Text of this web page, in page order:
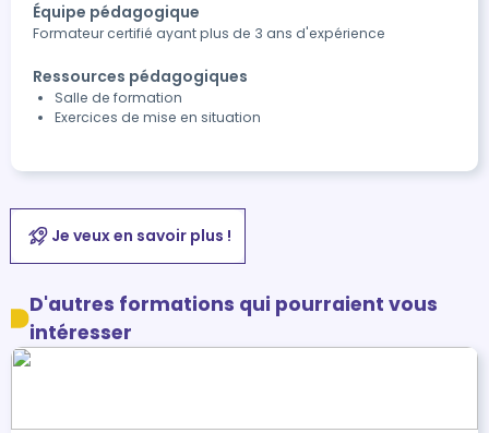
Équipe pédagogique
Formateur certifié ayant plus de 3 ans d'expérience
Ressources pédagogiques
Salle de formation
Exercices de mise en situation
Je veux en savoir plus !
D'autres formations qui pourraient vous
intéresser